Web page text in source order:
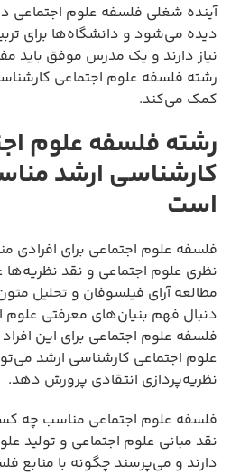
آینده شغلی فلسفه علوم اجتماعی
دیده می‌شود و دانشگاه‌ها برای
نیاز دارند و یک مدرس موفق باید
رشته فلسفه علوم اجتماعی
کمک می‌کند.
رشته فلسفه علوم
کارشناسی ارشد
است
فلسفه علوم اجتماعی برای افرادی
نظری علوم اجتماعی و نقد نظریه‌ها
مطالعه آرای فیلسوفان و تحلیل
دنبال فهم بنیان‌های معرفتی
فلسفه علوم اجتماعی برای این
علوم اجتماعی کارشناسی ارشد
نظریه‌پردازی انتقادی پرورش دهد.
فلسفه علوم اجتماعی مناسب چه
نقد مبانی علوم اجتماعی و تولید
دارند و می‌پرسند چگونه با منابع